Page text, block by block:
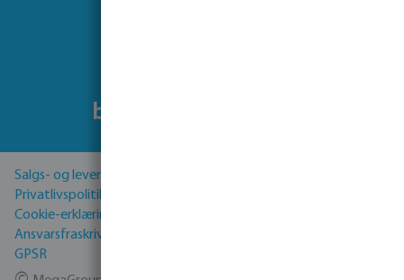
Salgs- og leveringsbetingelser
Privatlivspolitik
Cookie-erklæring
Ansvarsfraskrivelse
GPSR